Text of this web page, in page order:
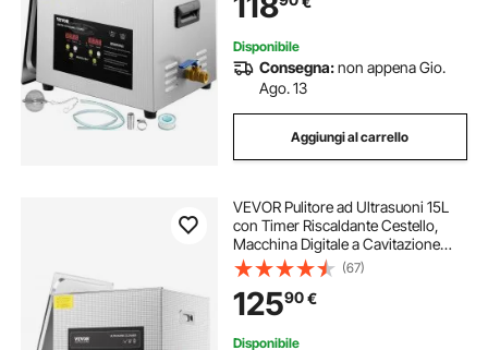
Disponibile
Consegna:non appena Gio.
Ago. 13
Aggiungi al carrello
VEVOR Pulitore ad Ultrasuoni 15L
con Timer Riscaldante Cestello,
Macchina Digitale a Cavitazione
Sonica, Pulitrice Ultrasuoni 360 W
per Strumenti di Orologi, Occhiali,
Monete, Utensili Metallici
(67)
12590€
Disponibile